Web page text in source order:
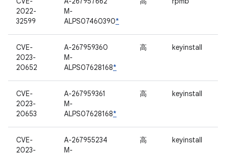
2022-
32599
M-
ALPS07460390*
CVE-
2023-
20652
A-267959360
M-
ALPS07628168*
高 keyinstall
CVE-
2023-
20653
A-267959361
M-
ALPS07628168*
高 keyinstall
CVE-
2023-
A-267955234
M-
高 keyinstall